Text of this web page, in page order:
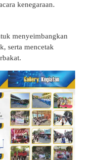
kenegaraan.
menyeimbangkan
serta mencetak